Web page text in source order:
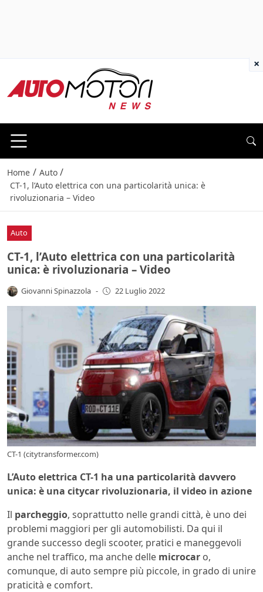
Home / Auto /
CT-1, l’Auto elettrica con una particolarità unica: è
rivoluzionaria – Video
Auto
CT-1, l’Auto elettrica con una particolarità
unica: è rivoluzionaria – Video
Giovanni Spinazzola - 22 Luglio 2022
CT-1 (citytransformer.com)
L’Auto elettrica CT-1 ha una particolarità davvero
unica: è una citycar rivoluzionaria, il video in azione
Il parcheggio, soprattutto nelle grandi città, è uno dei
problemi maggiori per gli automobilisti. Da qui il
grande successo degli scooter, pratici e maneggevoli
anche nel traffico, ma anche delle microcar o,
comunque, di auto sempre più piccole, in grado di unire
praticità e comfort.
×